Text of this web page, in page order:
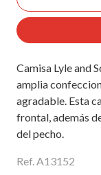
Camisa Lyle and
amplia
agradable. Esta
frontal, además
del pecho.
Ref. A13152